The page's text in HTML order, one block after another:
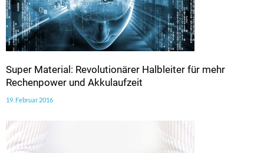
Super Material: Revolutionärer Halbleiter für mehr
Rechenpower und Akkulaufzeit
19. Februar 2016